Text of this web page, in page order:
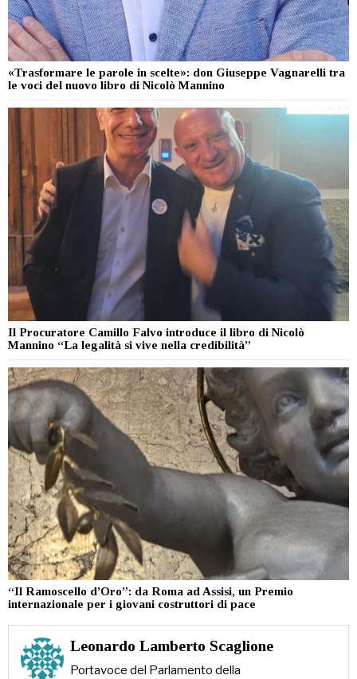
«Trasformare le parole in scelte»: don Giuseppe Vagnarelli tra
le voci del nuovo libro di Nicolò Mannino
Il Procuratore Camillo Falvo introduce il libro di Nicolò
Mannino “La legalità si vive nella credibilità”
“Il Ramoscello d’Oro”: da Roma ad Assisi, un Premio
internazionale per i giovani costruttori di pace
Leonardo Lamberto Scaglione
Portavoce del Parlamento della